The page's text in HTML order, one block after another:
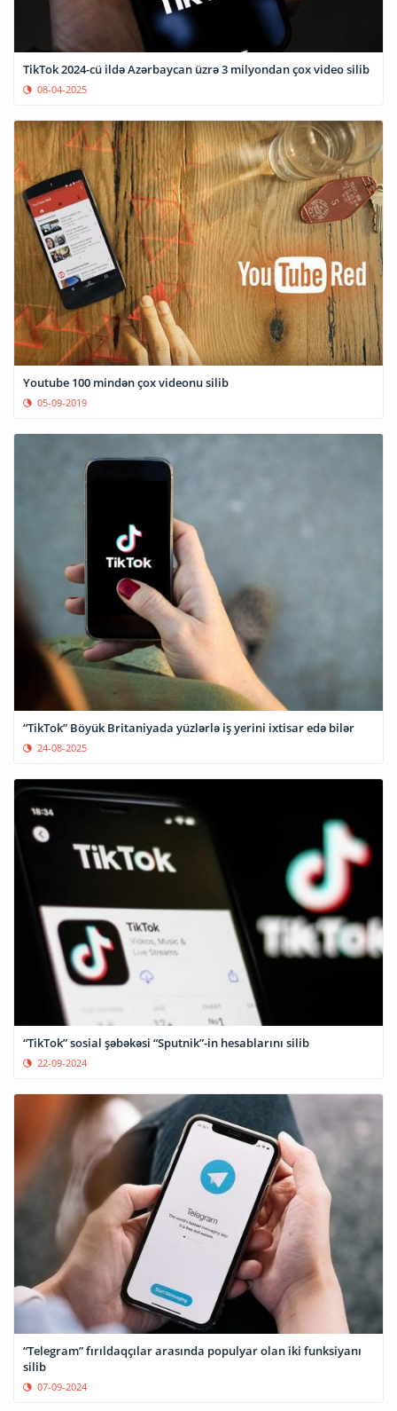
TikTok 2024-cü ildə Azərbaycan üzrə 3 milyondan çox video silib
08-04-2025
Youtube 100 mindən çox videonu silib
05-09-2019
“TikTok” Böyük Britaniyada yüzlərlə iş yerini ixtisar edə bilər
24-08-2025
“TikTok” sosial şəbəkəsi “Sputnik”-in hesablarını silib
22-09-2024
“Telegram” fırıldaqçılar arasında populyar olan iki funksiyanı
silib
07-09-2024